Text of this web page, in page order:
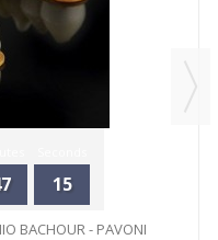
15
BACHOUR - PAVONI